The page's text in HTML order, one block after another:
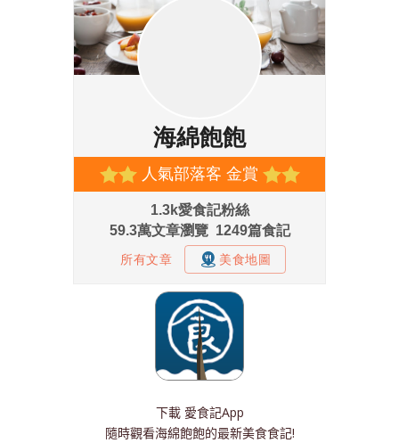
下載 愛食記App
隨時觀看海綿飽飽的最新美食食記!